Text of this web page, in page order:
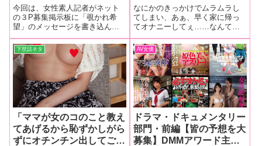
らっしゃい！】「超エロい
奥さんのテク勉強になった
わぁ！」素人妻の『変態夫
婦』取材後記
今回は、女性素人記者がネット
の３P募集掲示板に「覗かれ希
望」のメッセージを書き込んで
いたご夫婦を取材いたしまし
た！！
思わず…自慰（オナ）りた
くなる瞬間10連発
なにかのきっかけでムラムラし
てしまい、あぁ、早く家に帰っ
てオナニーしてぇ……なんて思
ったことがある読者は多いは
ず。では、女性がオナニーした
くなる瞬間って、どんなとき？
下世話ネタ
「ママが女のコのこと教え
てあげるから恥ずかしがら
ずにオチンチン出してごら
AV女優
ドラマ・ドキュメンタリー
部門・前編【皆の予想を大
募集】DMMアワード主演